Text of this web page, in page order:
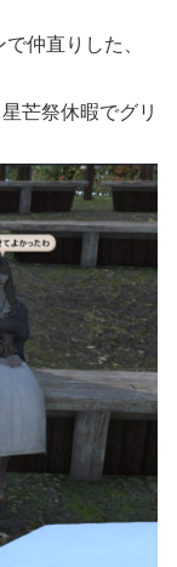
仲直りした、
芒祭休暇でグリ